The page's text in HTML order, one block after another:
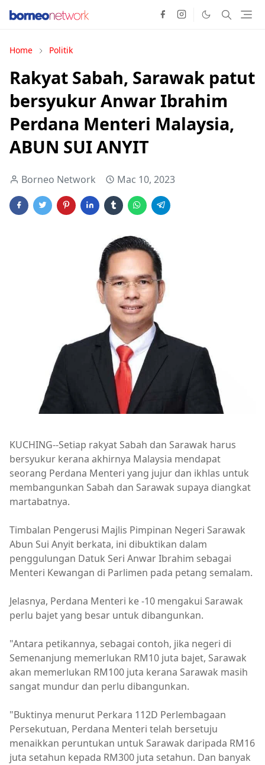
Home Politik
Rakyat Sabah, Sarawak patut
bersyukur Anwar Ibrahim
Perdana Menteri Malaysia,
ABUN SUI ANYIT
Borneo Network Mac 10, 2023
KUCHING--Setiap rakyat Sabah dan Sarawak harus
bersyukur kerana akhirnya Malaysia mendapat
seorang Perdana Menteri yang jujur dan ikhlas untuk
membangunkan Sabah dan Sarawak supaya diangkat
martabatnya.
Timbalan Pengerusi Majlis Pimpinan Negeri Sarawak
Abun Sui Anyit berkata, ini dibuktikan dalam
penggulungan Datuk Seri Anwar Ibrahim sebagai
Menteri Kewangan di Parlimen pada petang semalam.
Jelasnya, Perdana Menteri ke -10 mengakui Sarawak
perlu bajet yang besar untuk dibangunkan.
"Antara petikannya, sebagai contoh, jika negeri di
Semenanjung memerlukan RM10 juta bajet, Sarawak
akan memerlukan RM100 juta kerana Sarawak masih
sangat mundur dan perlu dibangunkan.
"Buktinya menurut Perkara 112D Perlembagaan
Persekutuan, Perdana Menteri telah bersetuju
menaikkan peruntukan untuk Sarawak daripada RM16
juta setahun kepada RM300 juta setahun. Dan banyak